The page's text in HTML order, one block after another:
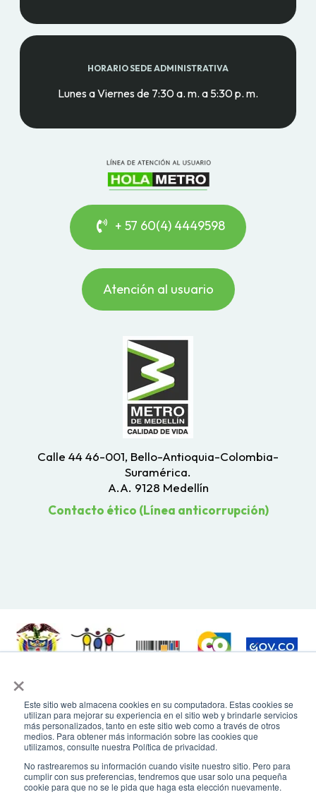
×
Este sitio web almacena cookies en su computadora. Estas cookies se
utilizan para mejorar su experiencia en el sitio web y brindarle servicios
más personalizados, tanto en este sitio web como a través de otros
medios. Para obtener más información sobre las cookies que
utilizamos, consulte nuestra Política de privacidad.
No rastrearemos su información cuando visite nuestro sitio. Pero para
cumplir con sus preferencias, tendremos que usar solo una pequeña
cookie para que no se le pida que haga esta elección nuevamente.
HORARIO SEDE ADMINISTRATIVA
Lunes a Viernes de 7:30 a. m. a 5:30 p. m.
+ 57 60(4) 4449598
Atención al usuario
Calle 44 46-001, Bello-Antioquia-Colombia-
Suramérica.
A.A. 9128 Medellín
Contacto ético (Línea anticorrupción)
Todos los derechos reservados. Recomendamos usar una resolución de
pantalla de 1024 x 768. Para mayor compatibilidad, utilizar microsoft
Edge, Google Chrome o Mozilla Firefox